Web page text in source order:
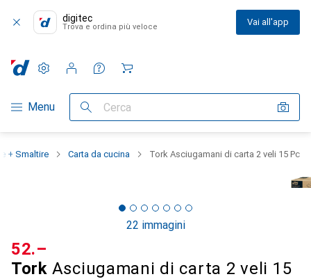
digitec
Trova e ordina più veloce Vai all'app
Categoria Navigazione
Menu Cerca
Impostazioni
Conto cliente
Liste di confronto
Liste dei desideri
Carrello
+ Smaltire Carta da cucina Tork Asciugamani di carta 2 veli 15 Pc
22 immagini
Tork Asciugamani di carta 2 veli 15
CHF
52.–